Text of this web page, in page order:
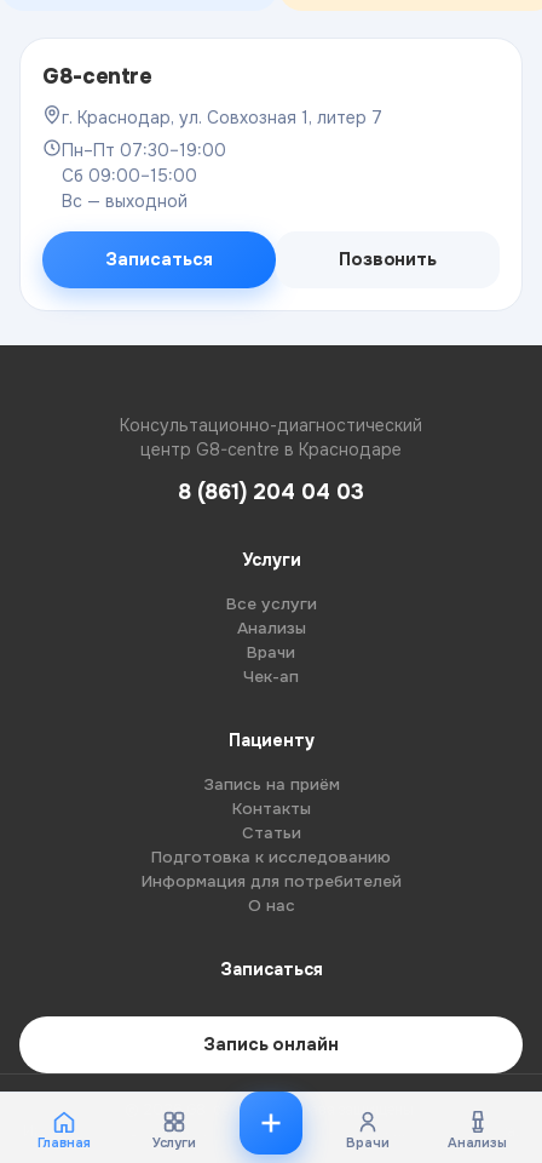
G8-centre
г. Краснодар, ул. Совхозная 1, литер 7
Пн–Пт 07:30–19:00
Сб 09:00–15:00
Вс — выходной
Записаться Позвонить
Консультационно-диагностический
центр G8-centre в Краснодаре
8 (861) 204 04 03
Услуги
Все услуги
Анализы
Врачи
Чек-ап
Пациенту
Запись на приём
Контакты
Статьи
Подготовка к исследованию
Информация для потребителей
О нас
Записаться
Запись онлайн
© 2026 G8-centre. Все права защищены.
Имеются противопоказания. Необходима консультация специалиста.
Главная Услуги Врачи Анализы